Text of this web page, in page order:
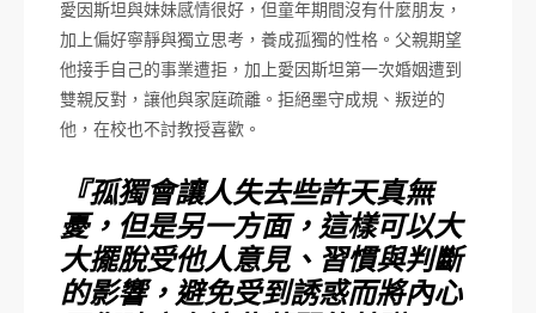
愛因斯坦與妹妹感情很好，但童年期間沒有什麼朋友，
加上偏好寧靜與獨立思考，養成孤獨的性格。父親期望
他接手自己的事業遭拒，加上愛因斯坦第一次婚姻遭到
雙親反對，讓他與家庭疏離。拒絕墨守成規、叛逆的
他，在校也不討教授喜歡。
『孤獨會讓人失去些許天真無
憂，但是另一方面，這樣可以大
大擺脫受他人意見、習慣與判斷
的影響，避免受到誘惑而將內心